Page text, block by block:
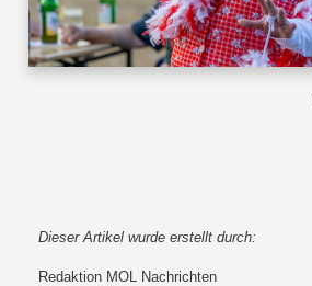
Dieser Artikel wurde erstellt durch:
Redaktion MOL Nachrichten